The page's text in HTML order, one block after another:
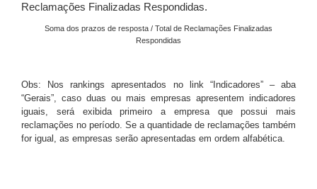
Reclamações Finalizadas Respondidas.
Soma dos prazos de resposta / Total de Reclamações Finalizadas
Respondidas
Obs: Nos rankings apresentados no link “Indicadores” – aba
“Gerais”, caso duas ou mais empresas apresentem indicadores
iguais, será exibida primeiro a empresa que possui mais
reclamações no período. Se a quantidade de reclamações também
for igual, as empresas serão apresentadas em ordem alfabética.